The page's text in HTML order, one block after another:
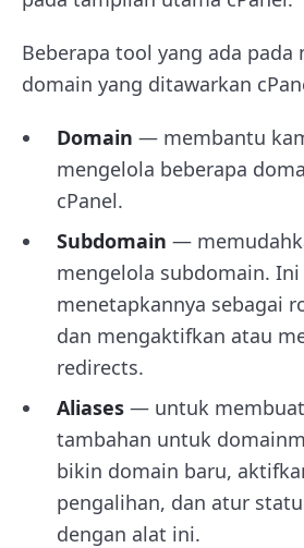
Beberapa tool yang ada pada
domain yang ditawarkan
Domain — membantu
mengelola beberapa
cPanel.
Subdomain —
mengelola subdomain.
menetapkannya sebagai
dan mengaktifkan atau
redirects.
Aliases — untuk
tambahan untuk
bikin domain baru,
pengalihan, dan atur
dengan alat ini.